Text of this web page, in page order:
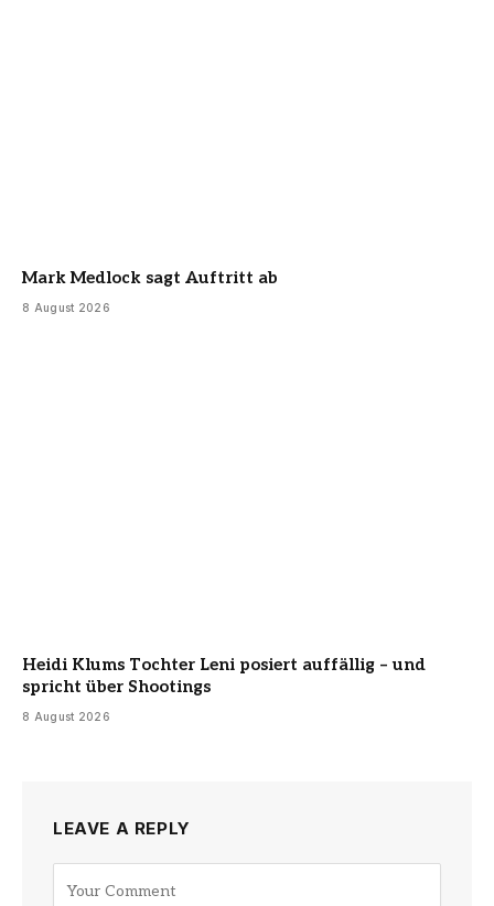
Mark Medlock sagt Auftritt ab
8 August 2026
Heidi Klums Tochter Leni posiert auffällig – und
spricht über Shootings
8 August 2026
LEAVE A REPLY